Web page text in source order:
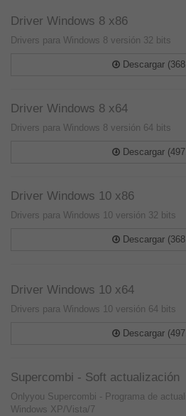
Driver Windows 8 x86
Drivers para Windows 8 versión 32 bits
Descargar
Driver Windows 8 x64
Drivers para Windows 8 versión 64 bits
Descargar
Driver Windows 10 x86
Drivers para Windows 10 versión 32 bits
Descargar
Driver Windows 10 x64
Drivers para Windows 10 versión 64 bits
Descargar
Supercombi - Soft actualización
Onlyyou Supercombi - Programa de
Windows XP/Vista/7